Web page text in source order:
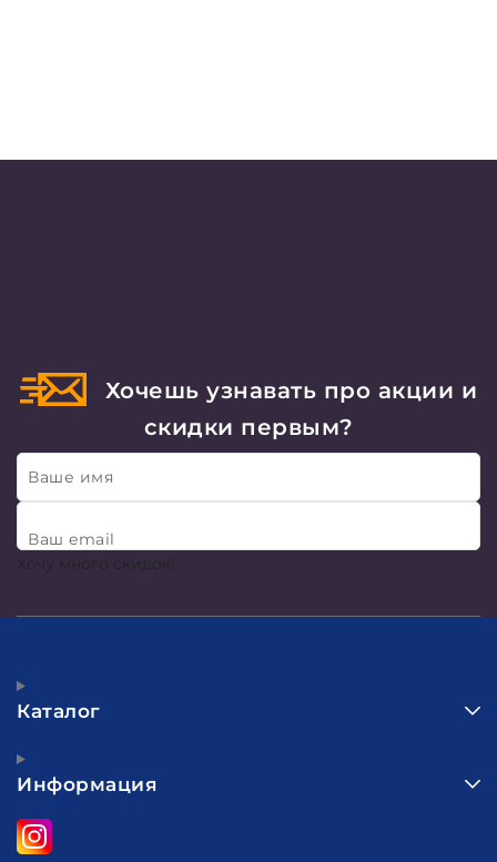
Хочешь узнавать про акции и
скидки первым?
Ваше имя
Ваш email
Хочу много скидок!
Каталог
Информация